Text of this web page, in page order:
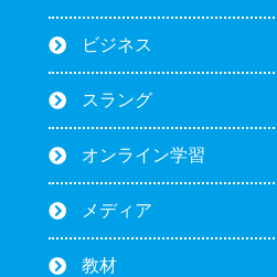
ビジネス
スラング
オンライン学習
メディア
教材